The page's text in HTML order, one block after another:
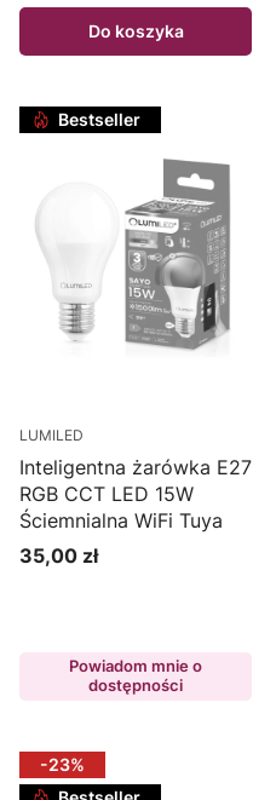
Do koszyka
Bestseller
LUMILED
Inteligentna żarówka E27
RGB CCT LED 15W
Ściemnialna WiFi Tuya
Cena
35,00 zł
Powiadom mnie o
dostępności
-23%